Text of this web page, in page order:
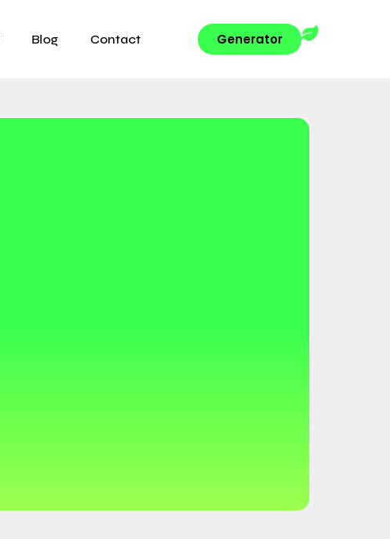
Blog Contact Generator